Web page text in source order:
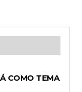
COMO TEMA